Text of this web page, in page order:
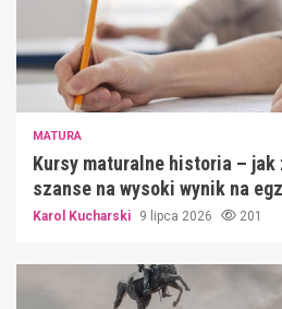
MATURA
Kursy maturalne historia – jak
szanse na wysoki wynik na
Karol Kucharski 9 lipca 2026 201